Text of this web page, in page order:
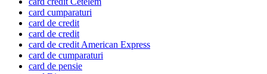
card cumparaturi
card de credit
card de credit
card de credit American Express
card de cumparaturi
card de pensie